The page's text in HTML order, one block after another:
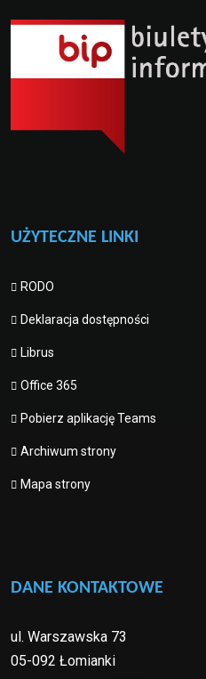
UŻYTECZNE LINKI
RODO
Deklaracja dostępności
Librus
Office 365
Pobierz aplikację Teams
Archiwum strony
Mapa strony
DANE KONTAKTOWE
ul. Warszawska 73
05-092 Łomianki